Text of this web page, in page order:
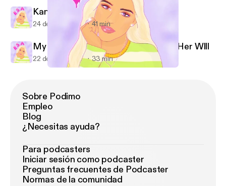
Kanye Is Not Your Villain Here
24 de jul de 2020 41 min
My Grandmother Wrote Me Out of Her Wlll
22 de jul de 2020 33 min
Sobre Podimo
Empleo
Blog
¿Necesitas ayuda?
Para podcasters
Iniciar sesión como podcaster
Preguntas frecuentes de Podcaster
Normas de la comunidad